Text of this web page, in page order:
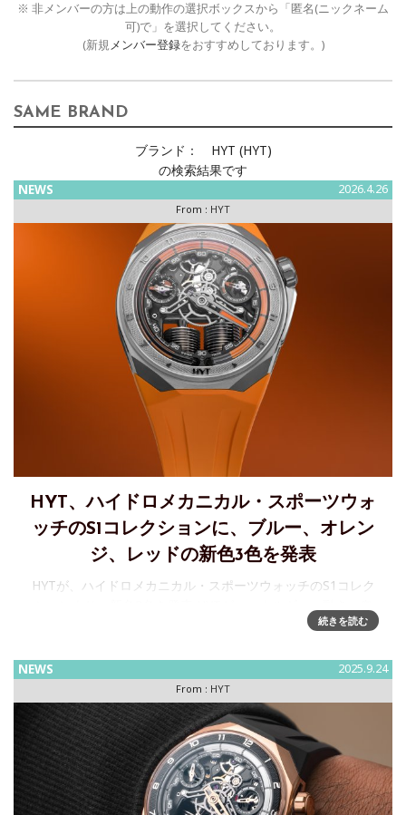
※ 非メンバーの方は上の動作の選択ボックスから「匿名(ニックネーム
可)で」を選択してください。
(新規メンバー登録をおすすめしております。)
SAME BRAND
ブランド：
HYT (HYT)
の検索結果です
NEWS 2026.4.26
From : HYT
HYT、ハイドロメカニカル・スポーツウォ
ッチのS1コレクションに、ブルー、オレン
ジ、レッドの新色3色を発表
HYTが、ハイドロメカニカル・スポーツウォッチのS1コレク
行きを通じて「時間」の概念を再定義する3つの「S1 カラ
で
続きを読む
NEWS 2025.9.24
From : HYT